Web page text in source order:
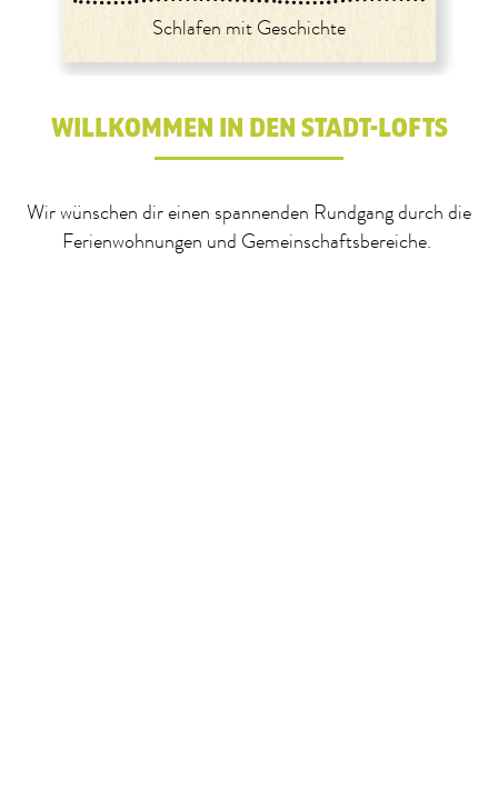
Schlafen mit Geschichte
WILLKOMMEN IN DEN STADT-LOFTS
Wir wünschen dir einen spannenden Rundgang durch die
Ferienwohnungen und Gemeinschaftsbereiche.